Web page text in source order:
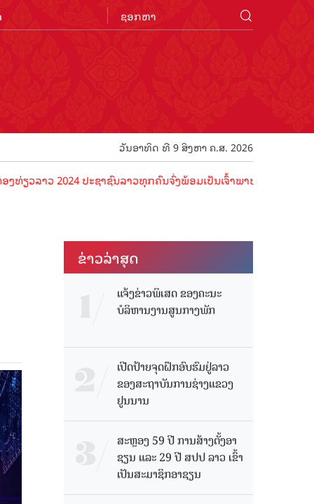
ວັນອາທິດ ທີ 9 ສິງຫາ ຄ.ສ. 2026
ປະຊາຊົນລາວທຸກຄົນຈົ່ງພ້ອມເປັນເຈົ້າພາບທີ່ດີ ຕ້ອນຮັບນັກທ່ອງທ່ຽວ
ຂ່າວ​ລ່າ​ສຸດ
ແຈ້ງຂ່າວພິເສດ ຂອງຄະນະ
ບໍລິຫານງານສູນກາງພັກ
ເປີດປ້າຍຈຸດຝຶກອົບຮົມຢູ່ລາວ
ຂອງສະຖາບັນການຊ່າງແຂວງ
ຢູນນານ
ສະຫຼອງ 59 ປີ ການສ້າງຕັ້ງອາ
ຊຽນ ແລະ 29 ປີ ສປປ ລາວ ເຂົ້າ
ເປັນສະມາຊິກອາຊຽນ